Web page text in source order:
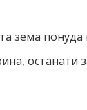
понуда